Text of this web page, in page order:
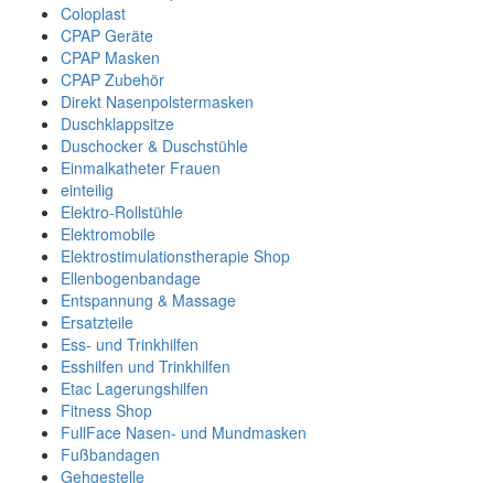
Coloplast
CPAP Geräte
CPAP Masken
CPAP Zubehör
Direkt Nasenpolstermasken
Duschklappsitze
Duschocker & Duschstühle
Einmalkatheter Frauen
einteilig
Elektro-Rollstühle
Elektromobile
Elektrostimulationstherapie Shop
Ellenbogenbandage
Entspannung & Massage
Ersatzteile
Ess- und Trinkhilfen
Esshilfen und Trinkhilfen
Etac Lagerungshilfen
Fitness Shop
FullFace Nasen- und Mundmasken
Fußbandagen
Gehgestelle